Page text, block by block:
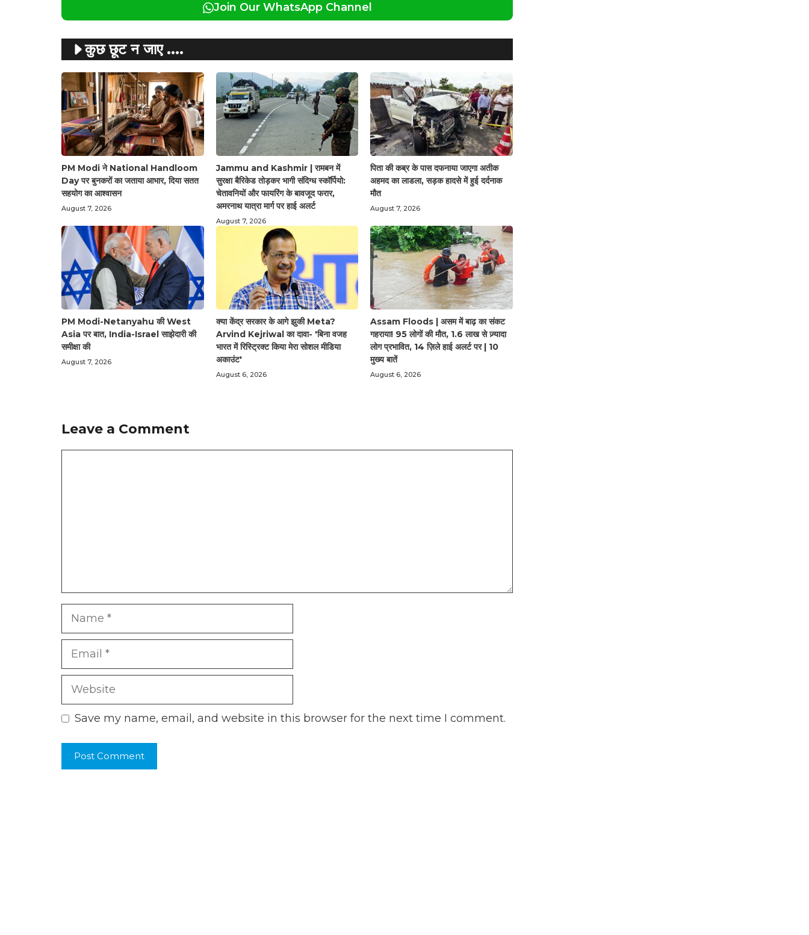
Join Our WhatsApp Channel
कुछ छूट न जाए ....
PM Modi ने National Handloom
Day पर बुनकरों का जताया आभार, दिया सतत
सहयोग का आश्वासन
August 7, 2026
Jammu and Kashmir | रामबन में
सुरक्षा बैरिकेड तोड़कर भागी संदिग्ध स्कॉर्पियो:
चेतावनियों और फायरिंग के बावजूद फरार,
अमरनाथ यात्रा मार्ग पर हाई अलर्ट
August 7, 2026
पिता की कब्र के पास दफनाया जाएगा अतीक
अहमद का लाडला, सड़क हादसे में हुई दर्दनाक
मौत
August 7, 2026
PM Modi-Netanyahu की West
Asia पर बात, India-Israel साझेदारी की
समीक्षा की
August 7, 2026
क्या केंद्र सरकार के आगे झुकी Meta?
Arvind Kejriwal का दावा- 'बिना वजह
भारत में रिस्ट्रिक्ट किया मेरा सोशल मीडिया
अकाउंट'
August 6, 2026
Assam Floods | असम में बाढ़ का संकट
गहराया! 95 लोगों की मौत, 1.6 लाख से ज़्यादा
लोग प्रभावित, 14 ज़िले हाई अलर्ट पर | 10
मुख्य बातें
August 6, 2026
Leave a Comment
Name
Email
Website
Save my name, email, and website in this browser for the next time I comment.